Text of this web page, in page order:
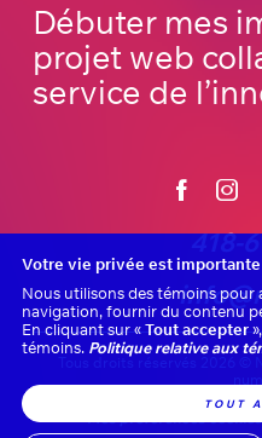
Débuter mes
projet web
service de
418-
Tous droits réservés 2026 ©
Mes préférences cookies
Votre vie privée est
Nous utilisons des témoins pour
navigation, fournir du contenu
En cliquant sur «Tout accepter
témoins. Politique relative aux
TOUT